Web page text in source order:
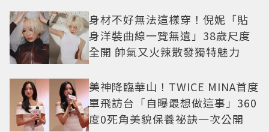
身材不好無法這樣穿！倪妮「貼
身洋裝曲線一覽無遺」38歲尺度
全開 帥氣又火辣散發獨特魅力
美神降臨華山！TWICE MINA首度
單飛訪台「自曝最想做這事」360
度0死角美貌保養祕訣一次公開